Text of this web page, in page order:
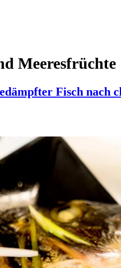
Meeresfrüchte
Fisch nach